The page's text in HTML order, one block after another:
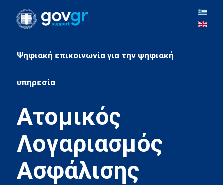
Ψηφιακή επικοινωνία για την ψηφιακή
Ατομικός
Λογαριασμός
Ασφάλισης